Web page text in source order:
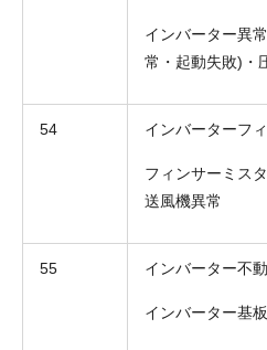
インバーター異
常・起動失敗)・
54 インバーターフ
フィンサーミス
送風機異常
55 インバーター不
インバーター基